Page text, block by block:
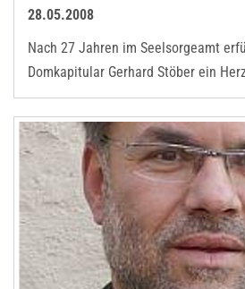
28.05.2008
Nach 27 Jahren im Seelsorgeamt
Domkapitular Gerhard Stöber ein